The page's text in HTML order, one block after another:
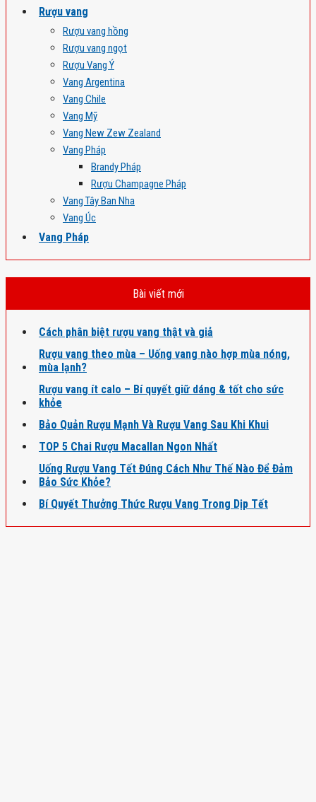
Rượu vang
Rượu vang hồng
Rượu vang ngọt
Rượu Vang Ý
Vang Argentina
Vang Chile
Vang Mỹ
Vang New Zew Zealand
Vang Pháp
Brandy Pháp
Rượu Champagne Pháp
Vang Tây Ban Nha
Vang Úc
Vang Pháp
Bài viết mới
Cách phân biệt rượu vang thật và giả
Rượu vang theo mùa – Uống vang nào hợp mùa nóng,
mùa lạnh?
Rượu vang ít calo – Bí quyết giữ dáng & tốt cho sức
khỏe
Bảo Quản Rượu Mạnh Và Rượu Vang Sau Khi Khui
TOP 5 Chai Rượu Macallan Ngon Nhất
Uống Rượu Vang Tết Đúng Cách Như Thế Nào Để Đảm
Bảo Sức Khỏe?
Bí Quyết Thưởng Thức Rượu Vang Trong Dịp Tết